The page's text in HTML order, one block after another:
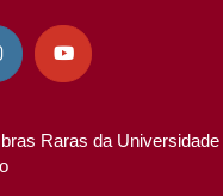

Raras da Universidade